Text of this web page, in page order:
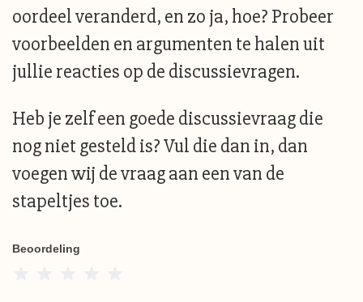
oordeel veranderd, en zo ja, hoe? Probeer
voorbeelden en argumenten te halen uit
jullie reacties op de discussievragen.
Heb je zelf een goede discussievraag die
nog niet gesteld is? Vul die dan in, dan
voegen wij de vraag aan een van de
stapeltjes toe.
Beoordeling